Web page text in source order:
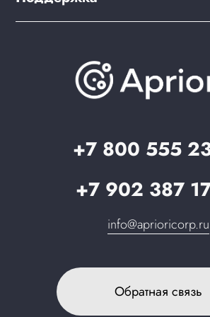
+7 800 555
+7 902 387
info@aprioricorp.ru
Обратная связь
Brander: подбор названия сайта
Скидки и бонусы
О компании
Документация
Вопрос-ответ
Запрос в поддержку